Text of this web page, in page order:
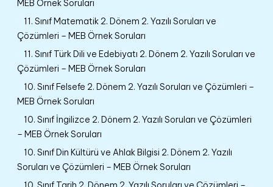
MEB Örnek Soruları
11. Sınıf Matematik 2. Dönem 2. Yazılı Soruları ve
Çözümleri – MEB Örnek Soruları
11. Sınıf Türk Dili ve Edebiyatı 2. Dönem 2. Yazılı Soruları ve
Çözümleri – MEB Örnek Soruları
10. Sınıf Felsefe 2. Dönem 2. Yazılı Soruları ve Çözümleri –
MEB Örnek Soruları
10. Sınıf İngilizce 2. Dönem 2. Yazılı Soruları ve Çözümleri
– MEB Örnek Soruları
10. Sınıf Din Kültürü ve Ahlak Bilgisi 2. Dönem 2. Yazılı
Soruları ve Çözümleri – MEB Örnek Soruları